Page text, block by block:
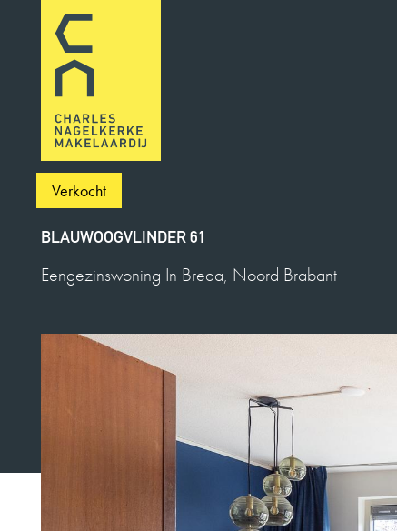
BLAUWOOGVLINDER 61
Eengezinswoning In Breda, Noord Brabant
Verkocht